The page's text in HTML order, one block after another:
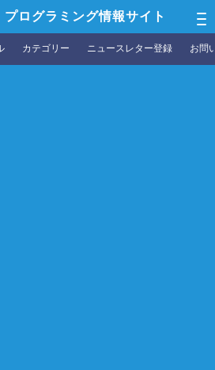
プログラミング情報サイト
カテゴリー ニュースレター登録 お問